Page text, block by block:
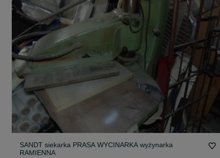
SANDT siekarka PRASA WYCINARKA wyżynarka
RAMIENNA